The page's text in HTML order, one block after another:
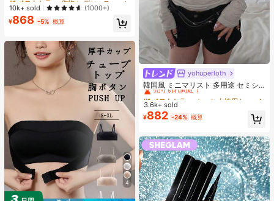
売り切れ間近！
売り切れ間近！
#1 ベストセラー
10k+ sold (1000+)
¥868 -5% 概算
4
yohuperloth
韓国風 ミニマリスト 多用途 セミシ
アー Vネック 長袖Tシャツ カジュア
ル
#1 ベストセラー
売り切れ間近！
#1 ベストセラー
売り切れ間近！
#1 ベストセラー
売り切れ間近！
#1 ベストセラー
3.6k+ sold
¥882 -24% 概算